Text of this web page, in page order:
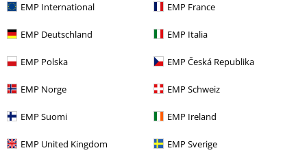
EMP International EMP France
EMP Deutschland EMP Italia
EMP Polska EMP Česká Republika
EMP Norge EMP Schweiz
EMP Suomi EMP Ireland
EMP United Kingdom EMP Sverige
Naposledy navštívené
SLEVA 57%